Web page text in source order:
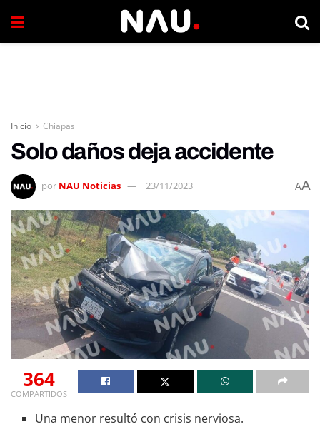
Inicio Chiapas
Solo daños deja accidente
por NAU Noticias 23/11/2023 AA
364
COMPARTIDOS
Una menor resultó con crisis nerviosa.